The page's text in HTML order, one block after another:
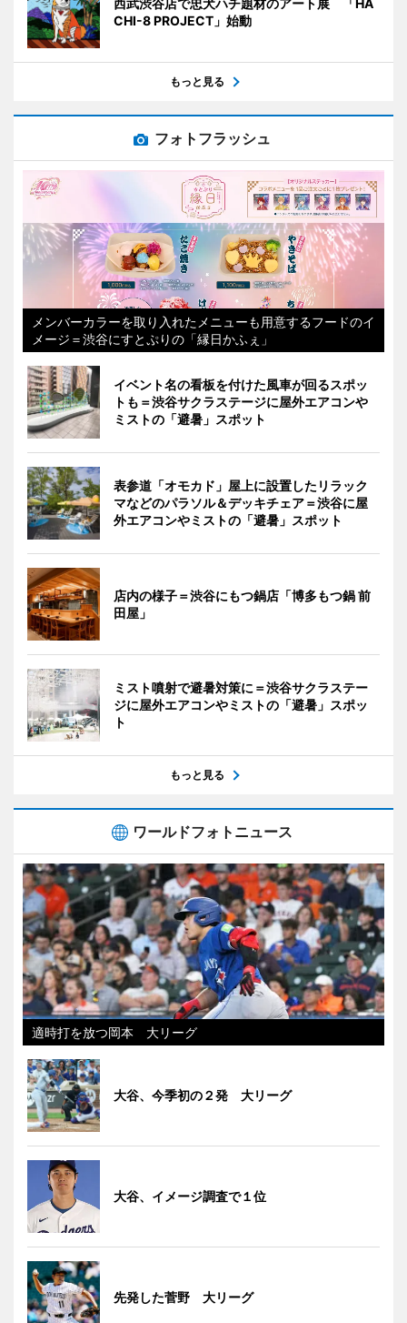
CHI-8 PROJECT」始動
もっと見る
フォトフラッシュ
メンバーカラーを取り入れたメニューも用意するフードのイ
メージ＝渋谷にすとぷりの「縁日かふぇ」
イベント名の看板を付けた風車が回るスポッ
トも＝渋谷サクラステージに屋外エアコンや
ミストの「避暑」スポット
表参道「オモカド」屋上に設置したリラック
マなどのパラソル＆デッキチェア＝渋谷に屋
外エアコンやミストの「避暑」スポット
店内の様子＝渋谷にもつ鍋店「博多もつ鍋 前
田屋」
ミスト噴射で避暑対策に＝渋谷サクラステー
ジに屋外エアコンやミストの「避暑」スポッ
ト
もっと見る
ワールドフォトニュース
適時打を放つ岡本 大リーグ
大谷、今季初の２発 大リーグ
大谷、イメージ調査で１位
先発した菅野 大リーグ